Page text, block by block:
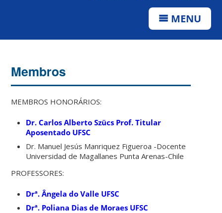
MENU
Membros
MEMBROS HONORÁRIOS:
Dr. Carlos Alberto Szücs Prof. Titular
Aposentado UFSC
Dr. Manuel Jesús Manriquez Figueroa -Docente
Universidad de Magallanes Punta Arenas-Chile
PROFESSORES:
Drª. Ângela do Valle UFSC
Drª. Poliana Dias de Moraes UFSC